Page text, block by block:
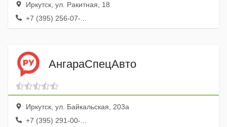
Иркутск, ул. Ракитная, 18
+7 (395) 256-07-...
АнгараСпецАвто
Иркутск, ул. Байкальская, 203а
+7 (395) 291-00-...